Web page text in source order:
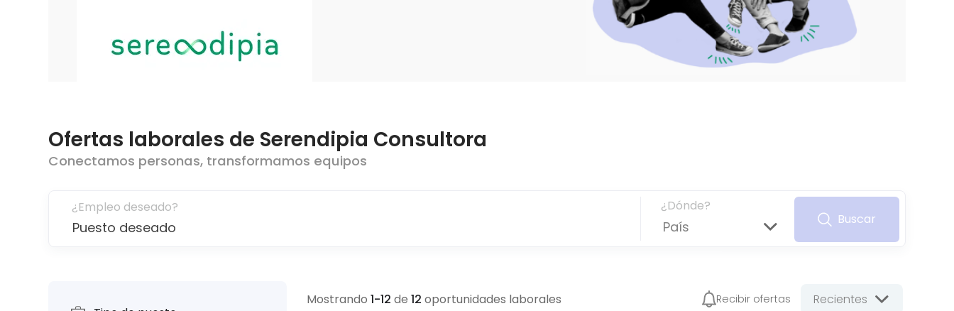
Ofertas laborales de Serendipia Consultora
Conectamos personas, transformamos equipos
¿Empleo deseado? ¿Dónde?
País Buscar
Mostrando 1-12 de 12 oportunidades laborales Recibir ofertas Recientes